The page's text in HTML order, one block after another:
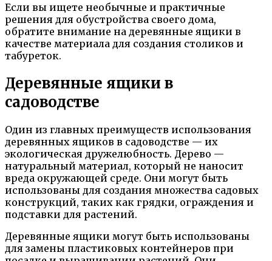
Если вы ищете необычные и практичные
решения для обустройства своего дома,
обратите внимание на деревянные ящики в
качестве материала для создания столиков и
табуреток.
Деревянные ящики в
садоводстве
Один из главных преимуществ использования
деревянных ящиков в садоводстве — их
экологическая дружелюбность. Дерево —
натуральный материал, который не наносит
вреда окружающей среде. Они могут быть
использованы для создания множества садовых
конструкций, таких как грядки, ограждения и
подставки для растений.
Деревянные ящики могут быть использованы
для замены пластиковых контейнеров при